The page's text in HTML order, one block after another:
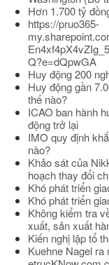
Hơn 1.700 tỷ
https://pruo365-
Q?e=dQpwGA
Huy động 200
Huy động gần
thế nào?
ICAO ban hành
động trở lại
IMO quy định
nào?
Khảo sát của
hoạch thay đổi
Khó phát triển
Khó phát triển
Không kiểm tra
xuất, sản xuất
Kiến nghị lập tổ
Kuehne Nagel